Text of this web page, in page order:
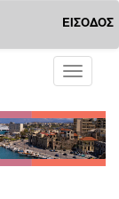
ΕΙΣΟΔΟΣ
Toggle